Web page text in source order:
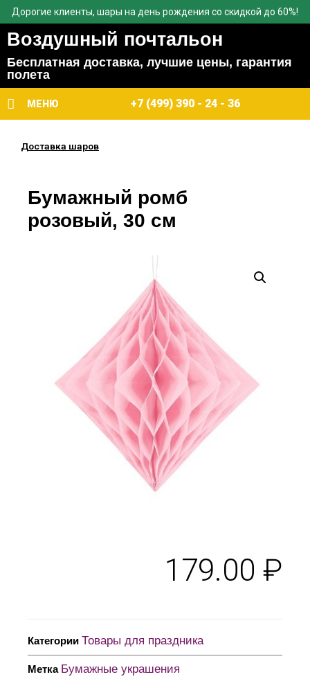
Дорогие клиенты, шары на день рождения со скидкой до 60%!
Воздушный почтальон
Бесплатная доставка, лучшие цены, гарантия
полета
МЕНЮ +7 (499) 390 - 24 - 36
Доставка шаров
Бумажный ромб
розовый, 30 см
179.00 ₽
Категории Товары для праздника
Метка Бумажные украшения